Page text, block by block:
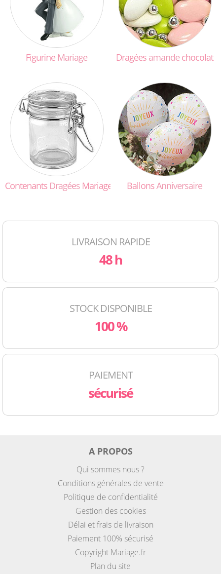
Figurine Mariage Dragées amande chocolat
Contenants Dragées Mariage BallonsAnniversaire
LIVRAISON RAPIDE
48 h
STOCK DISPONIBLE
100 %
PAIEMENT
sécurisé
A PROPOS
Qui sommes nous ?
Conditions générales de vente
Politique de confidentialité
Gestion des cookies
Délai et frais de livraison
Paiement 100% sécurisé
Copyright Mariage.fr
Plan du site